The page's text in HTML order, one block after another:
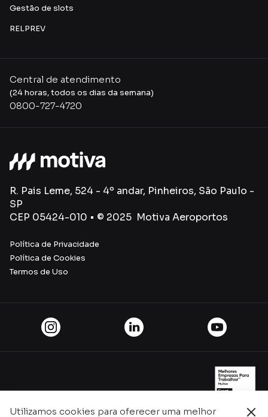
Utilizamos cookies para oferecer uma melhor
Gestão de slots
RELPREV
Central de atendimento
(24 horas, todos os dias da semana)
0800-727-4720
R. Pais Leme, 524 - 4º andar, Pinheiros, São Paulo -
SP
CEP 05424-010 • © 2025 Motiva Aeroportos
Política de Privacidade
Política de Cookies
Termos de Uso